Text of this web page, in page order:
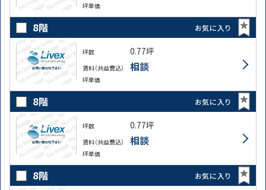
坪単価
8階 お気に入り
坪数 0.77坪
賃料（共益費込） 相談
坪単価
8階 お気に入り
坪数 0.77坪
賃料（共益費込） 相談
坪単価
8階 お気に入り